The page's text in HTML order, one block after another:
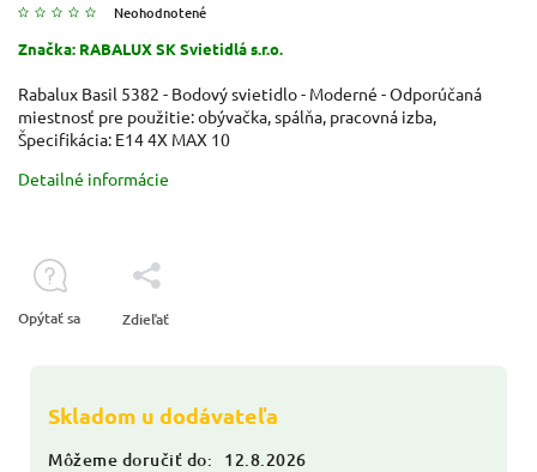
Neohodnotené
Značka: RABALUX SK Svietidlá s.r.o.
Skladom u dodávateľa
Môžeme doručiť do:
12.8.2026
Rabalux Basil 5382 - Bodový svietidlo - Moderné - Odporúčaná
miestnosť pre použitie: obývačka, spálňa, pracovná izba,
Špecifikácia: E14 4X MAX 10
Detailné informácie
Opýtať sa Zdieľať